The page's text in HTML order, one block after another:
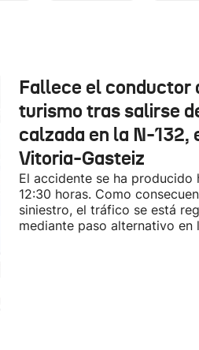
Fallece el conductor
turismo tras salirse
calzada en la N-132,
Vitoria-Gasteiz
El accidente se ha producido
12:30 horas. Como
siniestro, el tráfico se está
mediante paso alternativo en